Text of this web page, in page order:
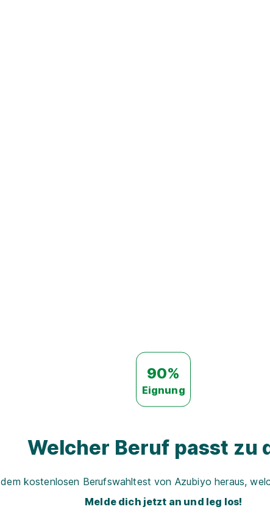
90%
Eignung
Welcher Beruf passt zu
kostenlosen Berufswahltest von Azubiyo heraus,
Melde dich jetzt an und leg los!